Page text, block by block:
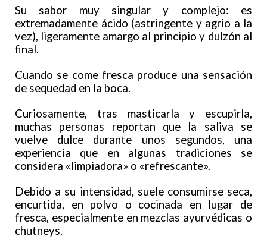
Su sabor muy singular y complejo: es
extremadamente ácido (astringente y agrio a la
vez), ligeramente amargo al principio y dulzón al
final.
Cuando se come fresca produce una sensación
de sequedad en la boca.
Curiosamente, tras masticarla y escupirla,
muchas personas reportan que la saliva se
vuelve dulce durante unos segundos, una
experiencia que en algunas tradiciones se
considera «limpiadora» o «refrescante».
Debido a su intensidad, suele consumirse seca,
encurtida, en polvo o cocinada en lugar de
fresca, especialmente en mezclas ayurvédicas o
chutneys.